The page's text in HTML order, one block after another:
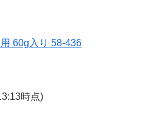
60g入り 58-436
時点)